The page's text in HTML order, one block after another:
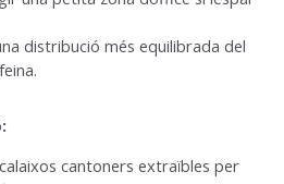
distribució més equilibrada del
cantoners extraïbles per